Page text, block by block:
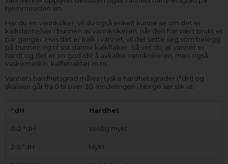
hjemmesiden sin.
Har du en vannkoker, vil du også enkelt kunne se om det er
kalkdannelser i bunnen av vannkokeren, når den har vært brukt et
par ganger. Hvis det er kalk i vannet, vil det sette seg som belegg
på bunnen og til sist danne kalkflaker. Så vet du, at vannet er
hardt og det er en god idé å avkalke vannkokeren, men også
vaskemaskin, kaffetrakter m.m.
Vannets hardhetsgrad måles i tyske hardhetsgrader (°dH) og
skalaen går fra 0 til over 30. Inndelingen i Norge ser slik ut:
°dH Hardhet
0-2 °dH Veldig mykt
2-5 °dH Mykt